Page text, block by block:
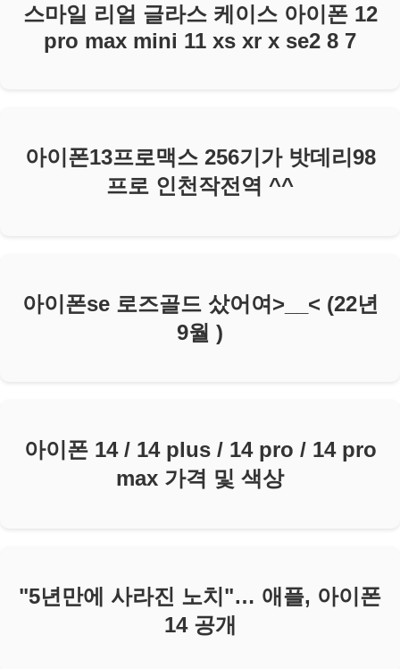
스마일 리얼 글라스 케이스 아이폰 12
pro max mini 11 xs xr x se2 8 7
아이폰13프로맥스 256기가 밧데리98
프로 인천작전역 ^^
아이폰se 로즈골드 샀어여>__< (22년
9월 )
아이폰 14 / 14 plus / 14 pro / 14 pro
max 가격 및 색상
"5년만에 사라진 노치"… 애플, 아이폰
14 공개